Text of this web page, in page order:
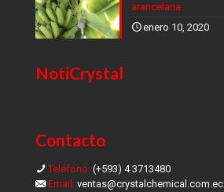
arancelaria
enero 10, 2020
NotiCrystal
Contacto
Teléfono: (+593) 4 3713480
Email: ventas@crystalchemical.com.ec